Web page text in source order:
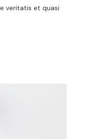
veritatis et quasi